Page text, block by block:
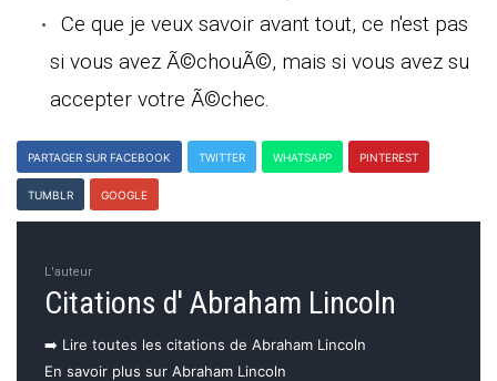
Ce que je veux savoir avant tout, ce n'est pas
si vous avez Ã©chouÃ©, mais si vous avez su
accepter votre Ã©chec.
PARTAGER SUR FACEBOOK TWITTER WHATSAPP PINTEREST
TUMBLR GOOGLE
L'auteur
Citations d' Abraham Lincoln
➡️ Lire toutes les citations de Abraham Lincoln
En savoir plus sur Abraham Lincoln